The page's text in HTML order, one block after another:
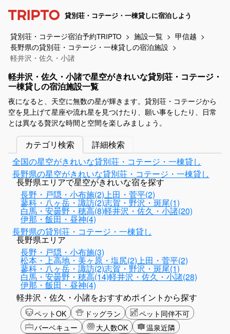
貸別荘・コテージ・一棟貸しに宿泊しよう
貸別荘・コテージ宿泊予約TRIPTO 施設一覧
甲信越
長野県の貸別荘・コテージ・一棟貸しの宿泊施設
軽井沢・佐久・小諸
軽井沢・佐久・小諸で星空がきれいな貸別荘・コテージ・
一棟貸しの宿泊施設一覧
夜になると、天空に無数の星が輝きます。貸別荘・コテージから
空を見上げて星座や流れ星を見つけたり、願い事をしたり、日常
とは異なる贅沢な時間と空間を楽しみましょう。
カテゴリ検索
詳細検索
全国の星空がきれいな貸別荘・コテージ・一棟貸し
長野県の星空がきれいな貸別荘・コテージ・一棟貸し
長野県エリアで星空がきれいな宿を探す
長野・戸隠・小布施(2)上田・菅平(2)
蓼科・八ヶ岳・諏訪(2)志賀・野沢・斑尾(1)
白馬・安曇野・穂高(8)軽井沢・佐久・小諸(20)
伊那・飯田・昼神(4)
長野県の貸別荘・コテージ・一棟貸し
長野県エリア
長野・戸隠・小布施(3)
松本・上高地・美ヶ原・塩尻(2)上田・菅平(2)
蓼科・八ヶ岳・諏訪(2)志賀・野沢・斑尾(1)
白馬・安曇野・穂高(14)軽井沢・佐久・小諸(28)
伊那・飯田・昼神(4)
軽井沢・佐久・小諸をおすすめポイントから探す
ペットOK ドッグラン
ペット同伴不可
バーベキュー
大人数OK
温泉近隣